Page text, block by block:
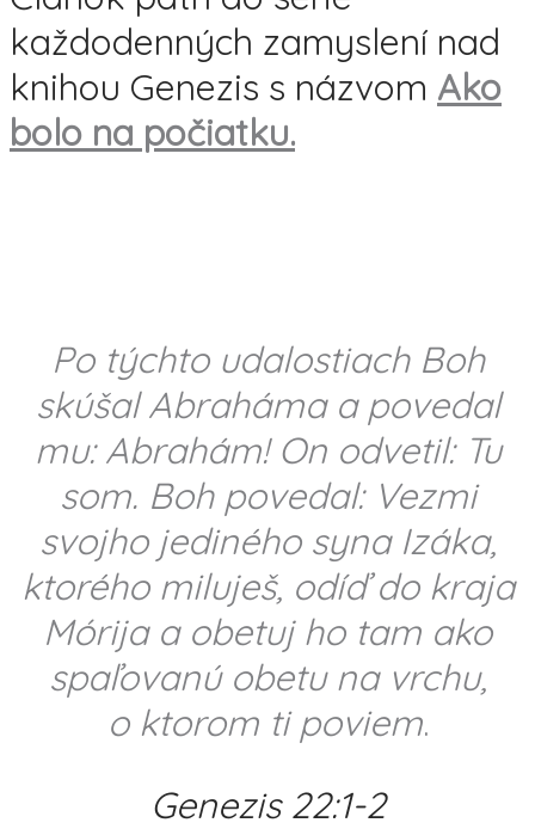
každodenných zamyslení nad
knihou Genezis s názvom Ako
bolo na počiatku.
Po týchto udalostiach Boh
skúšal Abraháma a povedal
mu: Abrahám! On odvetil: Tu
som. Boh povedal: Vezmi
svojho jediného syna Izáka,
ktorého miluješ, odíď do kraja
Mórija a obetuj ho tam ako
spaľovanú obetu na vrchu,
o ktorom ti poviem.
Genezis 22:1-2